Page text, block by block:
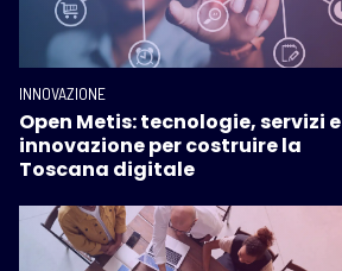
INNOVAZIONE
Open Metis: tecnologie, servizi e
innovazione per costruire la
Toscana digitale